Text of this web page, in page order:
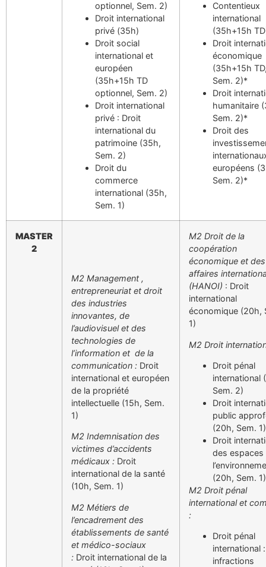
optionnel, Sem. 2)
Droit international
privé (35h)
Droit social
international et
européen
(35h+15h TD
optionnel, Sem. 2)
Droit international
privé : Droit
international du
patrimoine (35h,
Sem. 2)
Droit du
commerce
international (35h,
Sem. 1)
Contentieux
international
(35h+15h
Droit
économique
(35h+15h
Sem. 2)*
Droit
humanitaire
Sem. 2)*
Droit des
européens
Sem. 2)*
MASTER
2
M2 Management ,
entrepreneuriat et droit
des industries
innovantes, de
l’audiovisuel et des
technologies de
l’information et de la
communication : Droit
international et européen
de la propriété
intellectuelle (15h, Sem.
1)
M2 Indemnisation des
victimes d’accidents
médicaux : Droit
international de la santé
(10h, Sem. 1)
M2 Métiers de
l’encadrement des
établissements de santé
et médico-sociaux
: Droit international de la
M2 Droit de la
coopération
économique et des
affaires
(HANOI) : Droit
international
économique (20h,
1)
M2 Droit
Droit pénal
international
Sem. 2)
Droit
public
(20h, Sem. 1)
Droit
des espaces
(20h, Sem. 1)
M2 Droit pénal
international et
:
Droit pénal
international :
infractions